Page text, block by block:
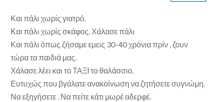
Και πάλι χωρίς γιατρό.
Και πάλι χωρίς σκάφος. Χάλασε πάλι
Και πάλι όπως ζήσαμε εμεις 30-40 χρόνια πρίν , ζουν
τώρα τα παιδιά μας.
Χάλασε λέει και το ΤΑΞΙ το θαλάσσιο.
Ευτυχώς που βγάλατε ανακοίνωση να ζητήσετε συγνώμη.
Να εξηγήσετε . Να πείτε κάτι μωρέ αδερφέ.